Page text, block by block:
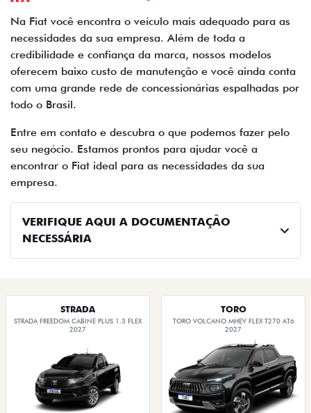
Na Fiat você encontra o veículo mais adequado para as
necessidades da sua empresa. Além de toda a
credibilidade e confiança da marca, nossos modelos
oferecem baixo custo de manutenção e você ainda conta
com uma grande rede de concessionárias espalhadas por
todo o Brasil.
Entre em contato e descubra o que podemos fazer pelo
seu negócio. Estamos prontos para ajudar você a
encontrar o Fiat ideal para as necessidades da sua
empresa.
VERIFIQUE AQUI A DOCUMENTAÇÃO
NECESSÁRIA
STRADA
STRADA FREEDOM CABINE PLUS 1.3 FLEX
2027
TORO
TORO VOLCANO MHEV FLEX T270 AT6
2027